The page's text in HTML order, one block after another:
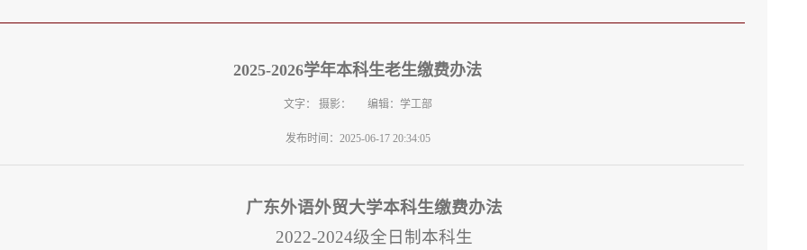
2025-2026学年本科生老生缴费办法
文字： 摄影： 编辑：学工部
发布时间：2025-06-17 20:34:05
广东外语外贸大学本科生缴费办法
2022-2024级全日制本科生